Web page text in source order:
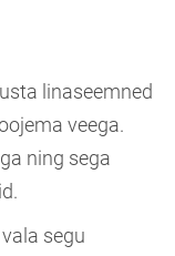
linaseemned
veega.
ning sega
segu